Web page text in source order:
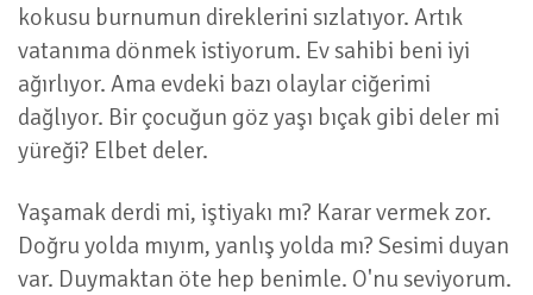
kokusu burnumun direklerini sızlatıyor. Artık
vatanıma dönmek istiyorum. Ev sahibi beni iyi
ağırlıyor. Ama evdeki bazı olaylar ciğerimi
dağlıyor. Bir çocuğun göz yaşı bıçak gibi deler mi
yüreği? Elbet deler.
Yaşamak derdi mi, iştiyakı mı? Karar vermek zor.
Doğru yolda mıyım, yanlış yolda mı? Sesimi duyan
var. Duymaktan öte hep benimle. O'nu seviyorum.